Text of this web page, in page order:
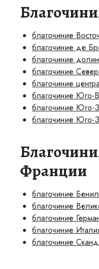
благочиние
благочиние де
благочиние
благочиние
благочиние
благочиние Юго-
благочиние Юго-
благочиние Юго-
Франции
благочиние
благочиние
благочиние
благочиние
благочиние